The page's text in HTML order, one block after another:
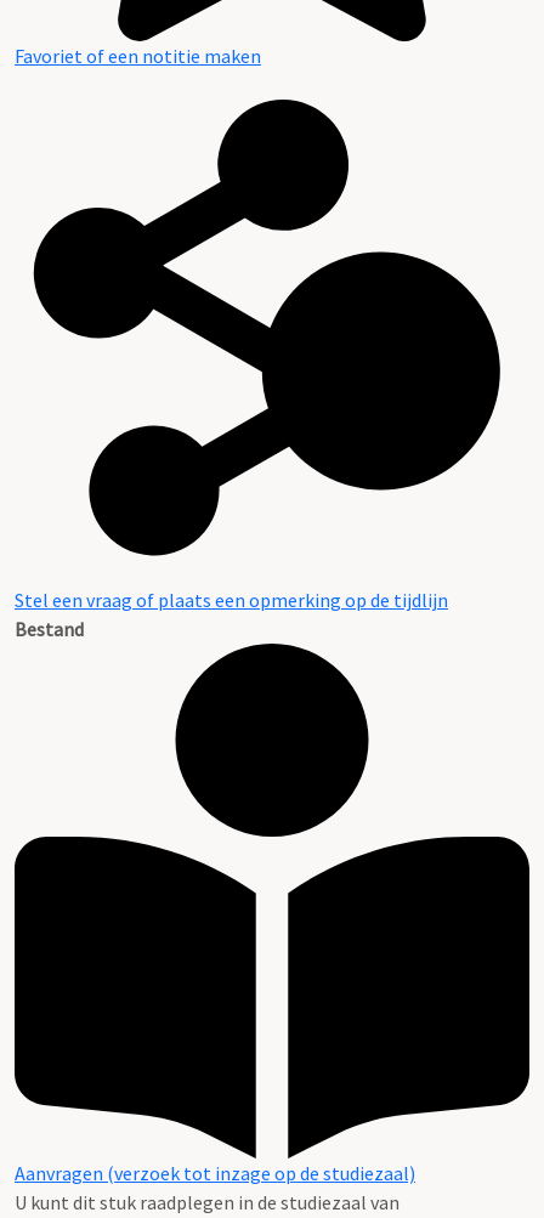
Favoriet of een notitie maken
Stel een vraag of plaats een opmerking op de tijdlijn
Bestand
Aanvragen (verzoek tot inzage op de studiezaal)
U kunt dit stuk raadplegen in de studiezaal van